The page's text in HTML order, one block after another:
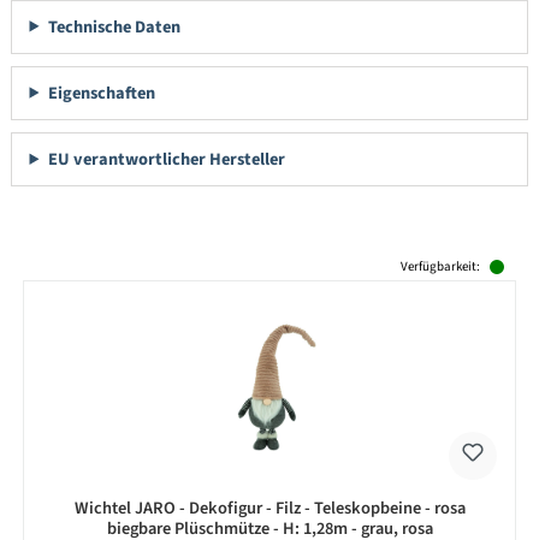
Technische Daten
Eigenschaften
EU verantwortlicher Hersteller
Verfügbarkeit:
Wichtel JARO - Dekofigur - Filz - Teleskopbeine - rosa
biegbare Plüschmütze - H: 1,28m - grau, rosa